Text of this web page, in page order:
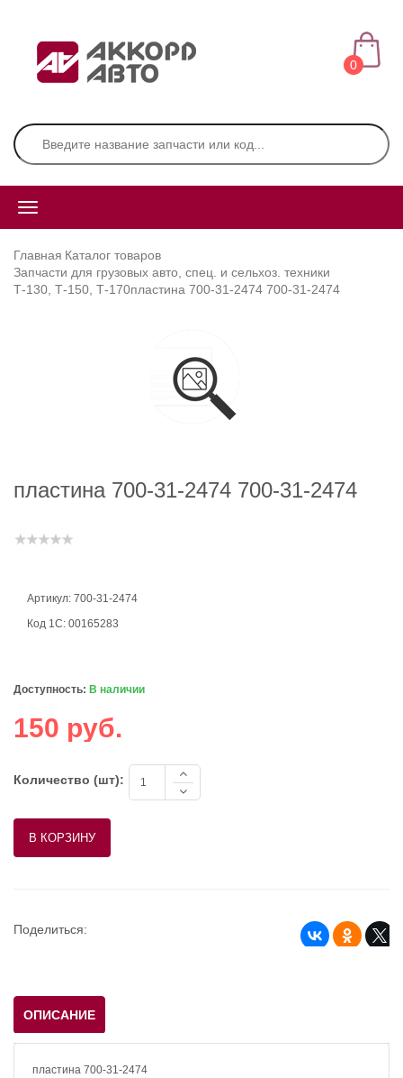
0
Главная Каталог товаров
Запчасти для грузовых авто, спец. и сельхоз. техники
Т-130, Т-150, Т-170пластина 700-31-2474 700-31-2474
пластина 700-31-2474 700-31-2474
Артикул: 700-31-2474
Код 1С: 00165283
Доступность: В наличии
150 руб.
Количество (шт):
Поделиться:
ОПИСАНИЕ
пластина 700-31-2474